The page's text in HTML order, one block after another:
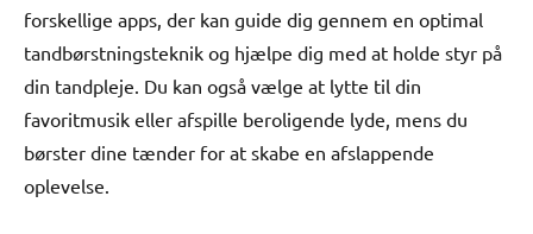
forskellige apps, der kan guide dig gennem en optimal
tandbørstningsteknik og hjælpe dig med at holde styr på
din tandpleje. Du kan også vælge at lytte til din
favoritmusik eller afspille beroligende lyde, mens du
børster dine tænder for at skabe en afslappende
oplevelse.